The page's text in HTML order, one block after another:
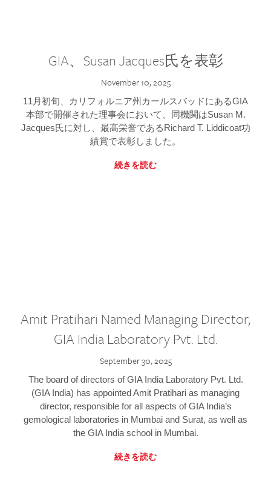
GIA、Susan Jacques氏を表彰
November 10, 2025
11月初旬、カリフォルニア州カールスバッドにあるGIA
本部で開催された理事会において、同機関はSusan M.
Jacques氏に対し、最高栄誉であるRichard T. Liddicoat功
績賞で表彰しました。
続きを読む
Amit Pratihari Named Managing Director,
GIA India Laboratory Pvt. Ltd.
September 30, 2025
The board of directors of GIA India Laboratory Pvt. Ltd.
(GIA India) has appointed Amit Pratihari as managing
director, responsible for all aspects of GIA India’s
gemological laboratories in Mumbai and Surat, as well as
the GIA India school in Mumbai.
続きを読む